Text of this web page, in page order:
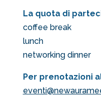
La quota di
coffee break
lunch
networking dinner
Per prenotazioni